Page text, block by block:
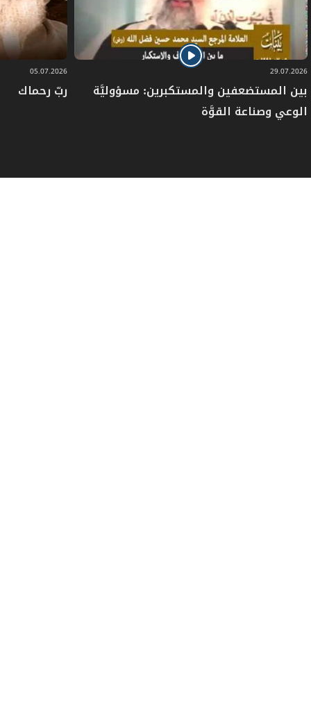
29.07.2026
بين المستضعفين والمستكبرين: مسؤوليَّة
الوعي وصناعة القوَّة
05.07.2026
ربّ رحماك